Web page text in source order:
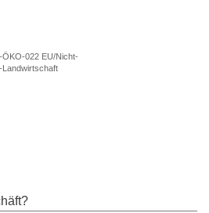
ÖKO-022 EU/Nicht-
Landwirtschaft